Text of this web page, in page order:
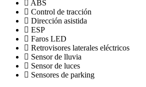
ABS
Control de tracción
Dirección asistida
ESP
Faros LED
Retrovisores laterales eléctricos
Sensor de lluvia
Sensor de luces
Sensores de parking